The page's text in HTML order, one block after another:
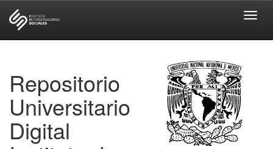
Repositorio
Universitario
Digital